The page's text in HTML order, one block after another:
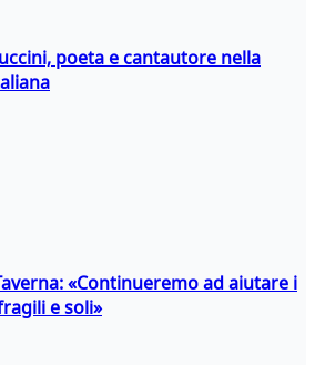
poeta e cantautore nella
«Continueremo ad aiutare i
e soli»